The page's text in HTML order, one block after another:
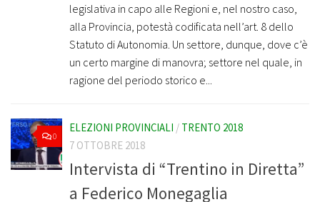
legislativa in capo alle Regioni e, nel nostro caso,
alla Provincia, potestà codificata nell’art. 8 dello
Statuto di Autonomia. Un settore, dunque, dove c’è
un certo margine di manovra; settore nel quale, in
ragione del periodo storico e...
0
ELEZIONI PROVINCIALI / TRENTO 2018
7 OTTOBRE 2018
Intervista di “Trentino in Diretta”
a Federico Monegaglia